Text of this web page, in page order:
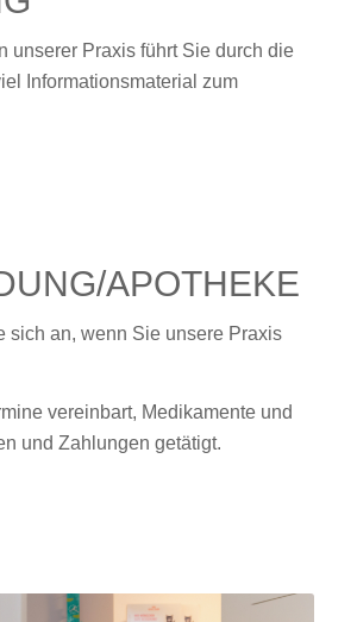
unserer Praxis führt Sie durch die
Informationsmaterial zum
APOTHEKE
sich an, wenn Sie unsere Praxis
vereinbart, Medikamente und
und Zahlungen getätigt.